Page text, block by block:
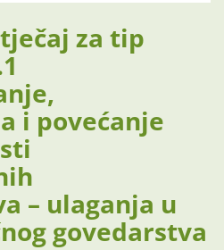
za tip
i povećanje
– ulaganja u
govedarstva